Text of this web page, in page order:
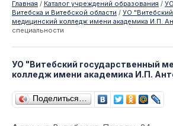
Главная / Каталог учреждений образования /
Витебска и Витебской области / УО
медицинский колледж имени академика И.П.
специальности
УО "Витебский государственный
колледж имени академика И.П.
Поделиться…